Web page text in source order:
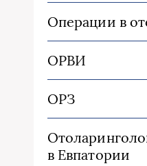
Операции в
ОРВИ
ОРЗ
в Евпатории